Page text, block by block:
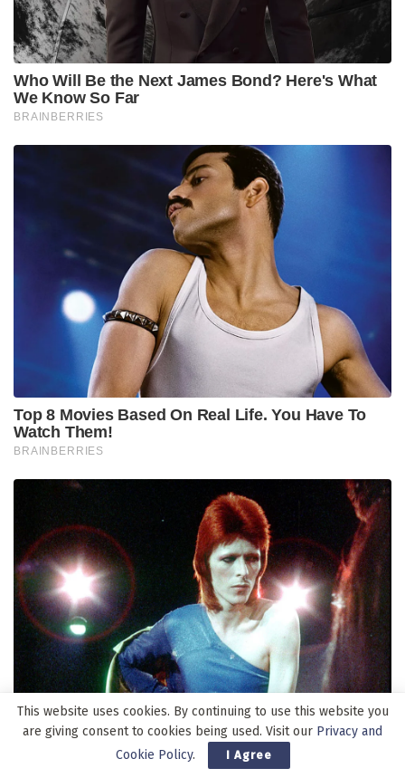
This website uses cookies. By continuing to use this website you
are giving consent to cookies being used. Visit our Privacy and
Cookie Policy. I Agree